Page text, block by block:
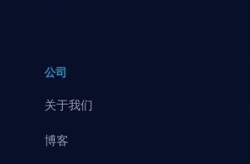
公司
关于我们
博客